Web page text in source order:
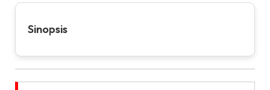
Sinopsis